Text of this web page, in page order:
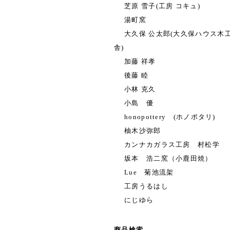
芝原 雪子(工房 コキュ)
湯町窯
大久保 公太郎(大久保ハウス木
舎)
加藤 祥孝
後藤 睦
小林 克久
小島 優
honopottery (ホノポタリ)
柚木沙弥郎
カンナカガラス工房 村松学
坂本 浩二窯（小鹿田焼）
Lue 菊池流架
工房うるはし
にじゆら